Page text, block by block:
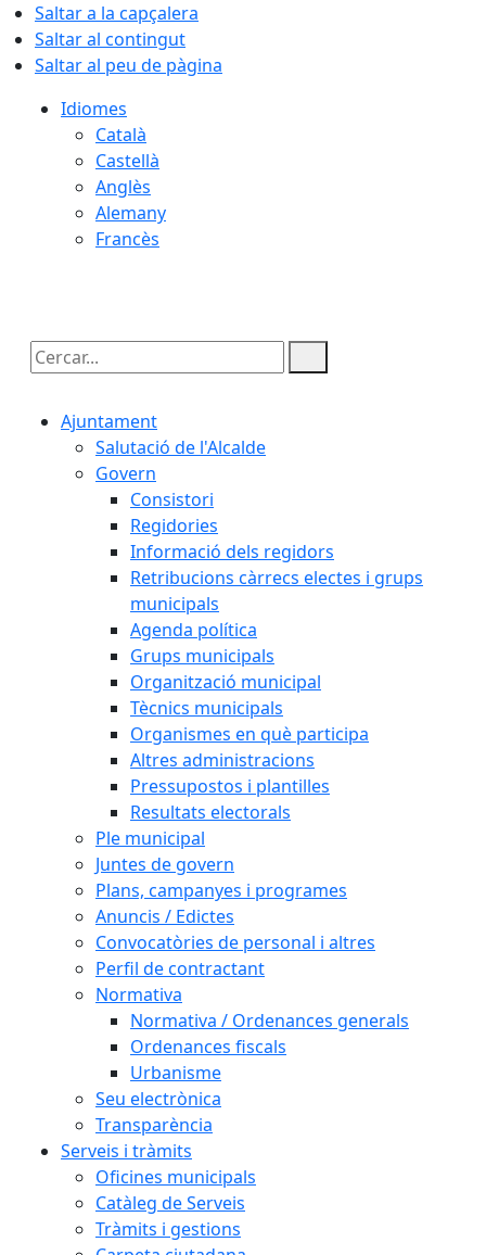
Saltar a la capçalera
Saltar al contingut
Saltar al peu de pàgina
Idiomes
Català
Castellà
Anglès
Alemany
Francès
Cercar:
Ajuntament
Salutació de l'Alcalde
Govern
Consistori
Regidories
Informació dels regidors
Retribucions càrrecs electes i grups
municipals
Agenda política
Grups municipals
Organització municipal
Tècnics municipals
Organismes en què participa
Altres administracions
Pressupostos i plantilles
Resultats electorals
Ple municipal
Juntes de govern
Plans, campanyes i programes
Anuncis / Edictes
Convocatòries de personal i altres
Perfil de contractant
Normativa
Normativa / Ordenances generals
Ordenances fiscals
Urbanisme
Seu electrònica
Transparència
Serveis i tràmits
Oficines municipals
Catàleg de Serveis
Tràmits i gestions